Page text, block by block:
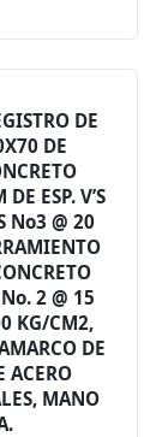
DE
DE
ESP. V’S
No3 @ 20
2 @ 15
KG/CM2,
DE
ACERO
MANO